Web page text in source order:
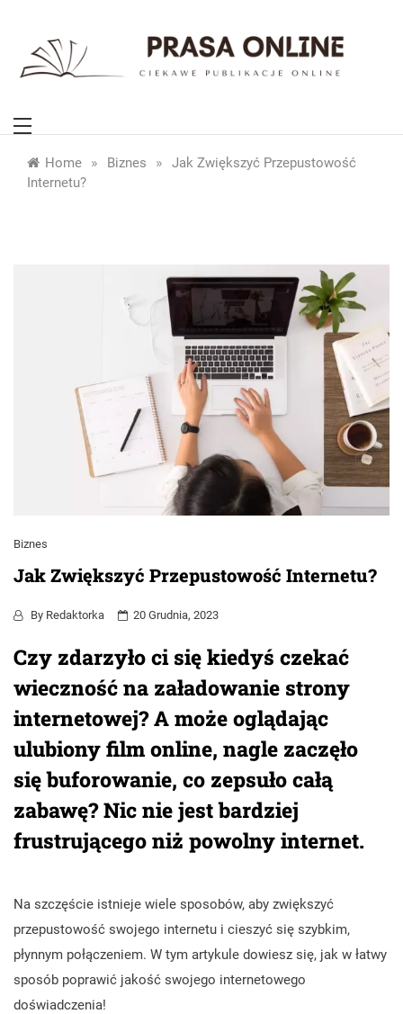
content
PrasaOnline.eu
Home » Biznes »
Jak Zwiększyć Przepustowość
Internetu?
Biznes
Jak Zwiększyć Przepustowość Internetu?
By Redaktorka 20 Grudnia, 2023
Czy zdarzyło ci się kiedyś czekać
wieczność na załadowanie strony
internetowej? A może oglądając
ulubiony film online, nagle zaczęło
się buforowanie, co zepsuło całą
zabawę? Nic nie jest bardziej
frustrującego niż powolny internet.
Na szczęście istnieje wiele sposobów, aby zwiększyć
przepustowość swojego internetu i cieszyć się szybkim,
płynnym połączeniem. W tym artykule dowiesz się, jak w łatwy
sposób poprawić jakość swojego internetowego
doświadczenia!